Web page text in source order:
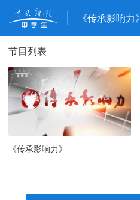
《传承影响力》
节目列表
《传承影响力》